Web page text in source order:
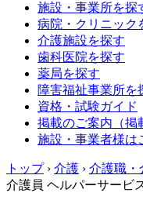
施設・事業所を探
病院・クリニック
介護施設を探す
歯科医院を探す
薬局を探す
障害福祉事業所を
資格・試験ガイド
掲載のご案内（掲
施設・事業者様は
トップ › 介護 › 介護職・
介護員 ヘルパーサー